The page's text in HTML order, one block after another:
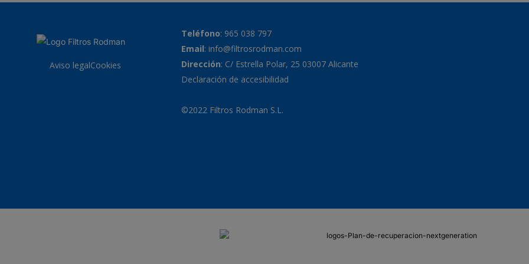
Aviso legalCookies
Teléfono: 965 038 797
Email: info@filtrosrodman.com
Dirección: C/ Estrella Polar, 25 03007 Alicante
Declaración de accesibilidad
©2022 Filtros Rodman S.L.